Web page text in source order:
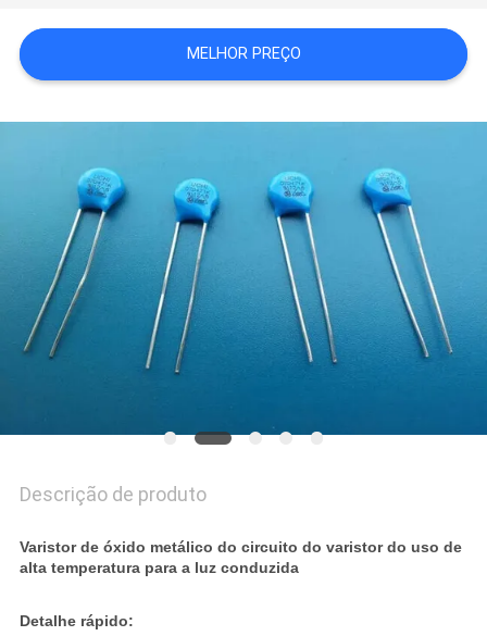
UMAS
CITAÇÕES
MAPA
SITE
PRIVACY
MELHOR PREÇO
Descrição de produto
Varistor de óxido metálico do circuito do varistor do uso de
alta temperatura para a luz conduzida
Detalhe rápido: